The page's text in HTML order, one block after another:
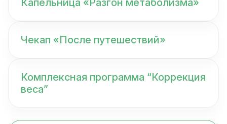
Чекап «После путешествий»
Комплексная программа “Коррекция
веса”